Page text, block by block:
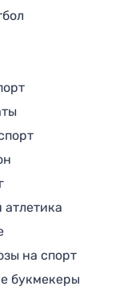
атлетика
на спорт
букмекеры